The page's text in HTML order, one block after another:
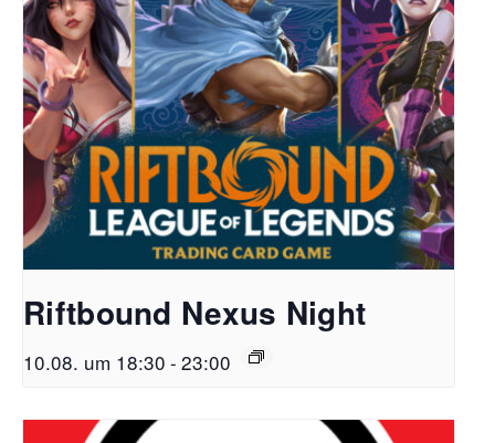
Riftbound Nexus Night
10.08. um 18:30 - 23:00